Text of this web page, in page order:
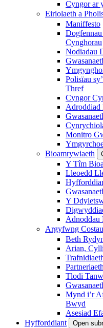
Cyngor ar
Eiriolaeth a
Maniffesto
Cynghorau
Nodiadau
Polisïau
Thref
Cyngor
Monitro
Bioamrywiaeth
Y Tîm
Lleoedd
Y
Adnoddau
Argyfwng
Beth
Arian,
Tlodi
Mynd i’r
Bwyd
Asesiad
Hyfforddiant
Open